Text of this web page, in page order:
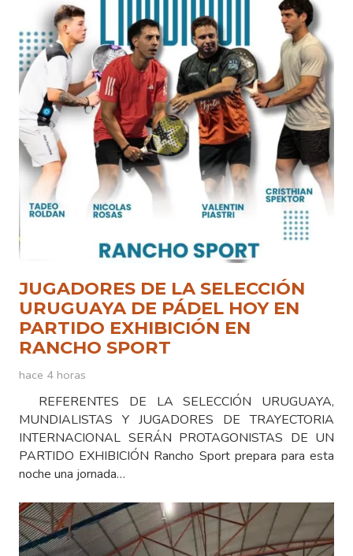
JUGADORES DE LA SELECCIÓN
URUGUAYA DE PÁDEL HOY EN
PARTIDO EXHIBICIÓN EN
RANCHO SPORT
hace 4 horas
REFERENTES DE LA SELECCIÓN URUGUAYA,
MUNDIALISTAS Y JUGADORES DE TRAYECTORIA
INTERNACIONAL SERÁN PROTAGONISTAS DE UN
PARTIDO EXHIBICIÓN Rancho Sport prepara para esta
noche una jornada…